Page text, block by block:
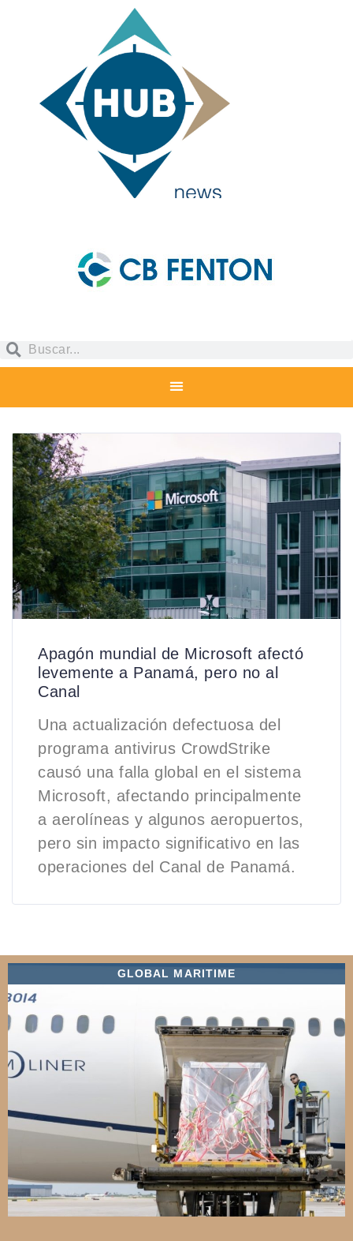
Apagón mundial de Microsoft afectó
levemente a Panamá, pero no al
Canal
Una actualización defectuosa del
programa antivirus CrowdStrike
causó una falla global en el sistema
Microsoft, afectando principalmente
a aerolíneas y algunos aeropuertos,
pero sin impacto significativo en las
operaciones del Canal de Panamá.
GLOBAL MARITIME